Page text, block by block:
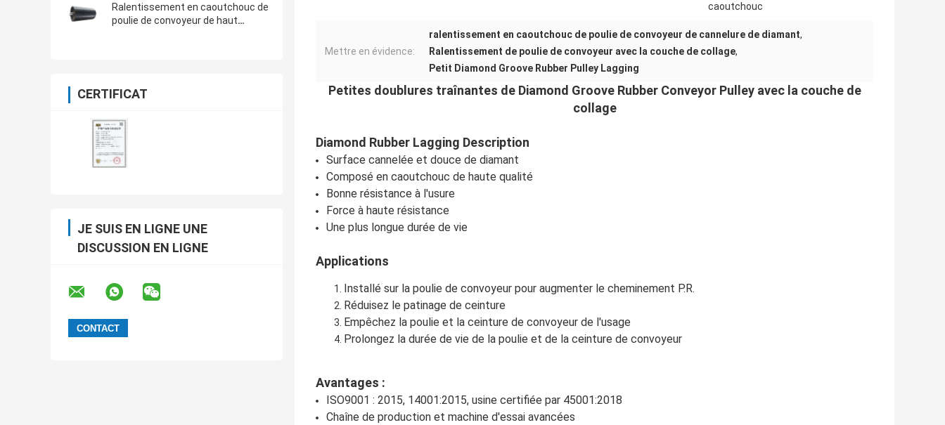
poulie de convoyeur
Ralentissement en caoutchouc de
poulie de convoyeur de haut
CERTIFICAT
JE SUIS EN LIGNE UNE
DISCUSSION EN LIGNE
caoutchouc
Mettre en évidence:
ralentissement en caoutchouc de poulie de convoyeur de cannelure de diamant,
Ralentissement de poulie de convoyeur avec la couche de collage,
Petit Diamond Groove Rubber Pulley Lagging
Petites doublures traînantes de Diamond Groove Rubber Conveyor Pulley avec la couche de
collage
Diamond Rubber Lagging Description
Surface cannelée et douce de diamant
Composé en caoutchouc de haute qualité
Bonne résistance à l'usure
Force à haute résistance
Une plus longue durée de vie
Applications
Installé sur la poulie de convoyeur pour augmenter le cheminement P.R.
Réduisez le patinage de ceinture
Empêchez la poulie et la ceinture de convoyeur de l'usage
Prolongez la durée de vie de la poulie et de la ceinture de convoyeur
Avantages :
ISO9001 : 2015, 14001:2015, usine certifiée par 45001:2018
Chaîne de production et machine d'essai avancées